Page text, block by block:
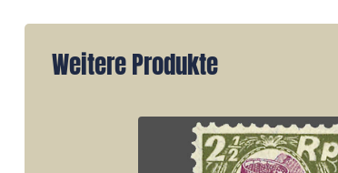
Weitere Produkte